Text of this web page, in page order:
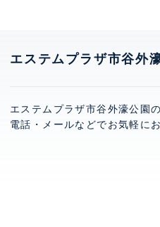
エステムプラザ市谷外
エステムプラザ市谷外濠公園
電話・メールなどでお気軽に